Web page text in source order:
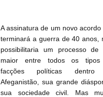
A assinatura de um novo acordo
terminará a guerra de 40 anos,
possibilitaria um processo de
maior entre todos os
facções políticas dentro
Afeganistão, sua grande
sua sociedade civil. Mas